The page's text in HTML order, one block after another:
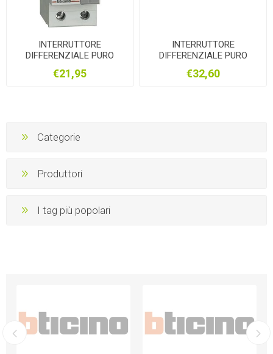
INTERRUTTORE
DIFFERENZIALE PURO
AC
€21,95
INTERRUTTORE
DIFFERENZIALE PURO
€32,60
Categorie
Produttori
I tag più popolari